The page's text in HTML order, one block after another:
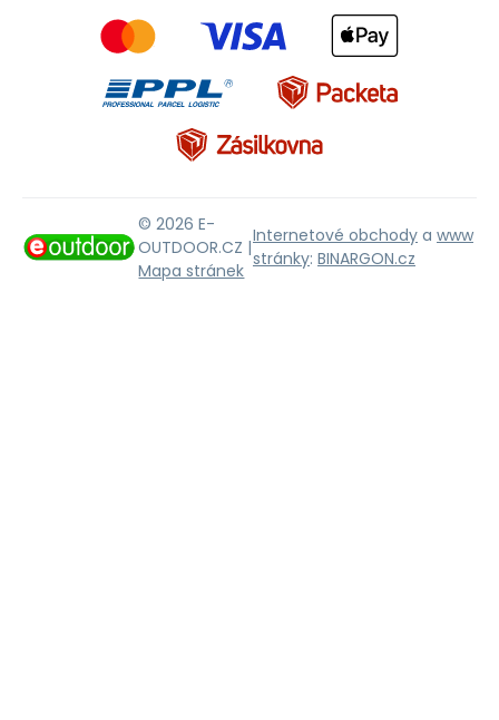
© 2026 E-
OUTDOOR.CZ |
Mapa stránek
Internetové obchody a www
stránky: BINARGON.cz